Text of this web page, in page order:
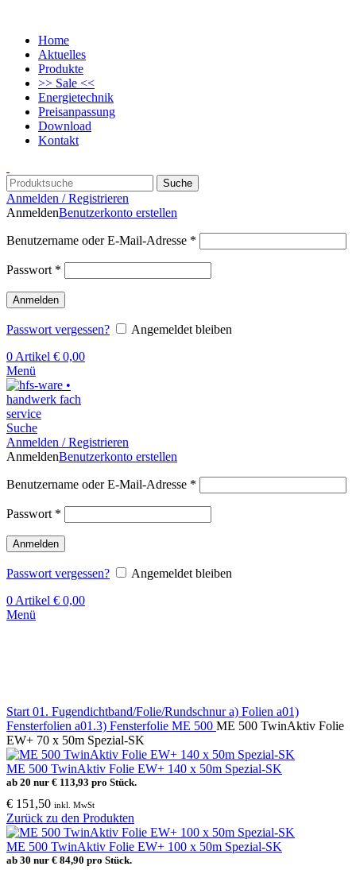
Home
Aktuelles
Produkte
>> Sale <<
Energietechnik
Preisanpassung
Download
Kontakt
Suche
Anmelden / Registrieren
AnmeldenBenutzerkonto erstellen
Benutzername oder E-Mail-Adresse *
Passwort *
Anmelden
Passwort vergessen?
Angemeldet bleiben
0 Artikel € 0,00
Menü
Suche
Anmelden / Registrieren
AnmeldenBenutzerkonto erstellen
Benutzername oder E-Mail-Adresse *
Passwort *
Anmelden
Passwort vergessen?
Angemeldet bleiben
0 Artikel € 0,00
Menü
Start 01. Fugendichtband/Folie/Rundschnura) Folien a01)
Fensterfolien a01.3) Fensterfolie ME 500 ME 500 TwinAktiv Folie
EW+ 70 x 50m Spezial-SK
ME 500 TwinAktiv Folie EW+ 140 x 50m Spezial-SK
ab 20 nur € 113,93 pro Stück.
€ 151,50 inkl. MwSt
Zurück zu den Produkten
ME 500 TwinAktiv Folie EW+ 100 x 50m Spezial-SK
ab 30 nur € 84,90 pro Stück.